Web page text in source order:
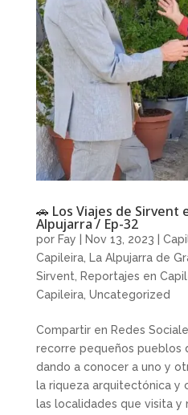
🚗 Los Viajes de Sirvent
Alpujarra / Ep-32
por Fay Nov 13, 2023
Capileira, La Alpujarra de
Sirvent
Reportajes en
Capileira, Uncategorized
Compartir en Redes
recorre pequeños pueblos
dando a conocer a uno y
la riqueza arquitectónica y
las localidades que visita